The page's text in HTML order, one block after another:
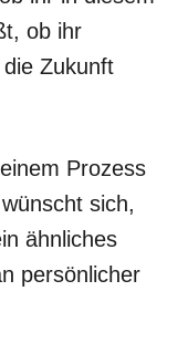
ob ihr
Zukunft
Prozess
sich,
ähnliches
persönlicher